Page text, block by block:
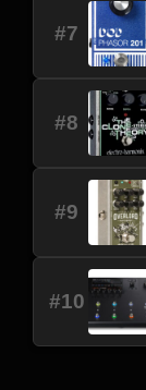
#7
#8
#9
#10